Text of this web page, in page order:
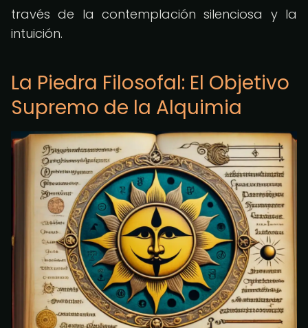
través de la contemplación silenciosa y la
intuición.
La Piedra Filosofal: El Objetivo
Supremo de la Alquimia